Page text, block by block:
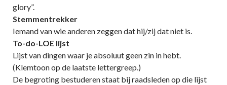
glory”.
Stemmentrekker
Iemand van wie anderen zeggen dat hij/zij dat niet is.
To-do-LOE lijst
Lijst van dingen waar je absoluut geen zin in hebt.
(Klemtoon op de laatste lettergreep.)
De begroting bestuderen staat bij raadsleden op die lijst